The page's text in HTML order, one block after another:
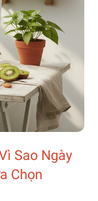
Sao Ngày
Chọn